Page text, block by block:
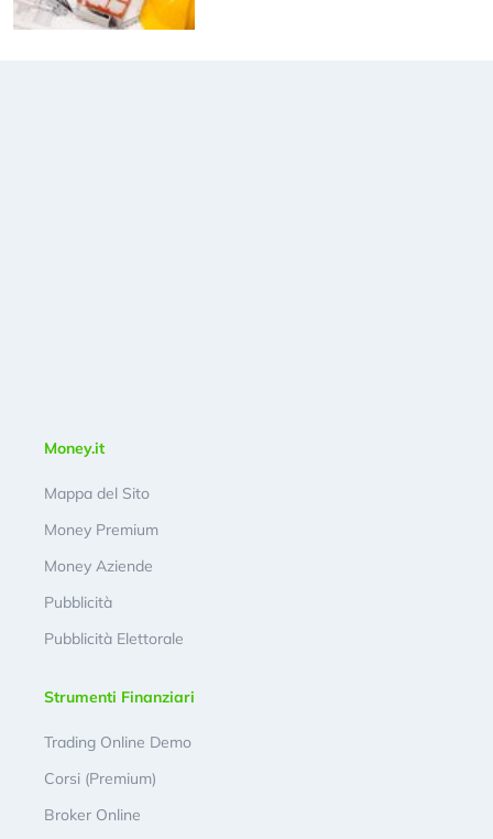
Money.it
Mappa del Sito
Money Premium
Money Aziende
Pubblicità
Pubblicità Elettorale
Strumenti Finanziari
Trading Online Demo
Corsi (Premium)
Broker Online